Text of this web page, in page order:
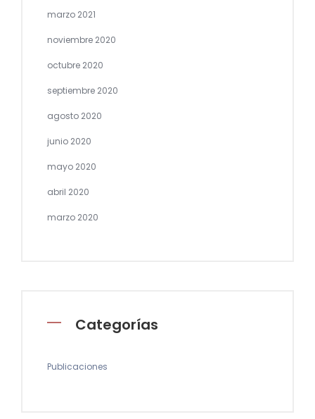
marzo 2021
noviembre 2020
octubre 2020
septiembre 2020
agosto 2020
junio 2020
mayo 2020
abril 2020
marzo 2020
Categorías
Publicaciones